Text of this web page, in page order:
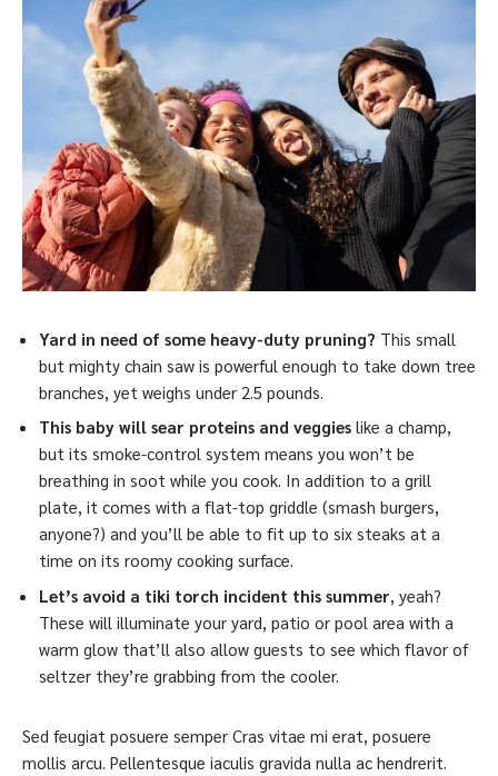
Yard in need of some heavy-duty pruning? This small
but mighty chain saw is powerful enough to take down tree
branches, yet weighs under 2.5 pounds.
This baby will sear proteins and veggies like a champ,
but its smoke-control system means you won’t be
breathing in soot while you cook. In addition to a grill
plate, it comes with a flat-top griddle (smash burgers,
anyone?) and you’ll be able to fit up to six steaks at a
time on its roomy cooking surface.
Let’s avoid a tiki torch incident this summer, yeah?
These will illuminate your yard, patio or pool area with a
warm glow that’ll also allow guests to see which flavor of
seltzer they’re grabbing from the cooler.
Sed feugiat posuere semper Cras vitae mi erat, posuere
mollis arcu. Pellentesque iaculis gravida nulla ac hendrerit.